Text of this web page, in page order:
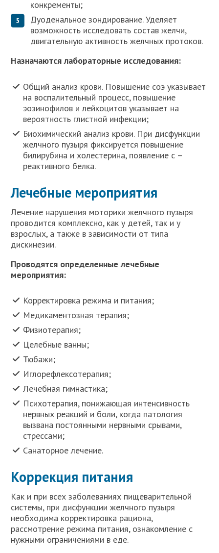
конкременты;
Дуоденальное зондирование. Уделяет
возможность исследовать состав желчи,
двигательную активность желчных протоков.
Назначаются лабораторные исследования:
Общий анализ крови. Повышение соэ указывает
на воспалительный процесс, повышение
эозинофилов и лейкоцитов указывает на
вероятность глистной инфекции;
Биохимический анализ крови. При дисфункции
желчного пузыря фиксируется повышение
билирубина и холестерина, появление с –
реактивного белка.
Лечебные мероприятия
Лечение нарушения моторики желчного пузыря
проводится комплексно, как у детей, так и у
взрослых, а также в зависимости от типа
дискинезии.
Проводятся определенные лечебные
мероприятия:
Корректировка режима и питания;
Медикаментозная терапия;
Физиотерапия;
Целебные ванны;
Тюбажи;
Иглорефлексотерапия;
Лечебная гимнастика;
Психотерапия, понижающая интенсивность
нервных реакций и боли, когда патология
вызвана постоянными нервными срывами,
стрессами;
Санаторное лечение.
Коррекция питания
Как и при всех заболеваниях пищеварительной
системы, при дисфункции желчного пузыря
необходима корректировка рациона,
рассмотрение режима питания, ознакомление с
нужными ограничениями в еде.